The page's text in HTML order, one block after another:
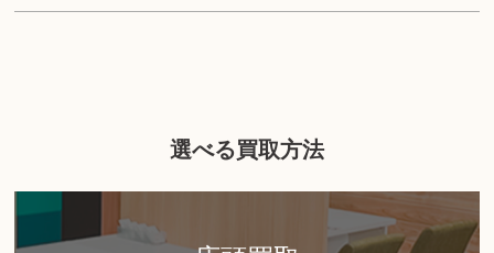
選べる買取方法